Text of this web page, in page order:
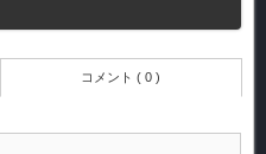
コメント ( 0 )